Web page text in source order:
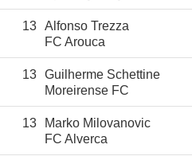
13 Alfonso Trezza
FC Arouca
13 Guilherme Schettine
Moreirense FC
13
Marko Milovanovic
FC Alverca